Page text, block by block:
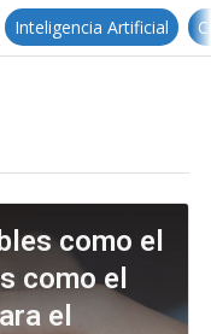
Inteligencia Artificial
como el
como el
el